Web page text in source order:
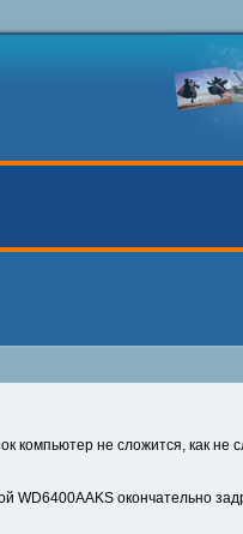
компьютер не сложится, как
окончательно